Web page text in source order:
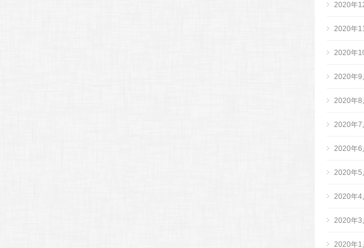
2020年
2020年
2020年
2020年9
2020年8
2020年7
2020年6
2020年5
2020年4
2020年3
2020年1